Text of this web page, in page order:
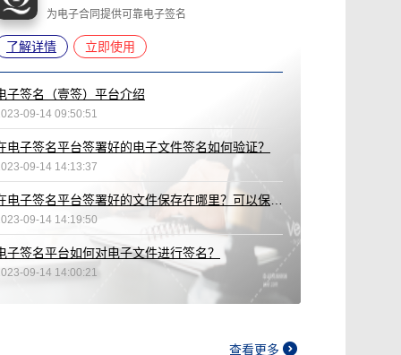
为电子合同提供可靠电子签名
了解详情 立即使用
子签名（壹签）平台介绍
09-14 09:50:51
电子签名平台签署好的电子文件签名如何验证？
09-14 14:13:37
09-14 14:19:50
子签名平台如何对电子文件进行签名？
09-14 14:00:21
查看更多